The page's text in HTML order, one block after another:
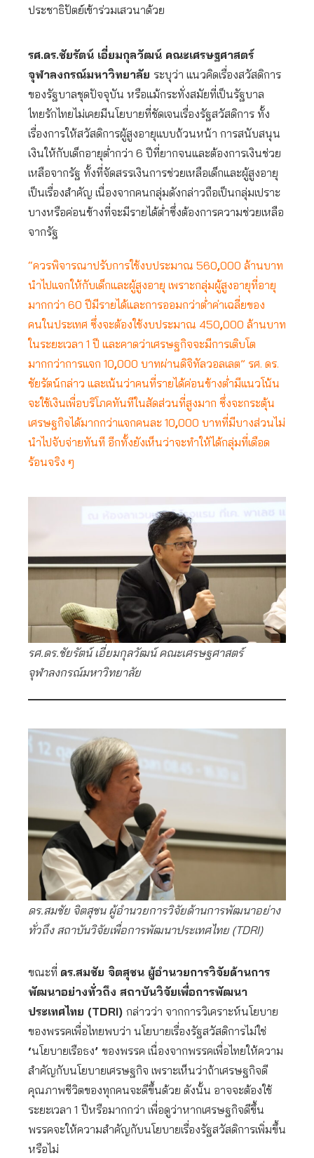
ประชาธิปัตย์เข้าร่วมเสวนาด้วย
รศ.ดร.ชัยรัตน์ เอี่ยมกุลวัฒน์ คณะเศรษฐศาสตร์
จุฬาลงกรณ์มหาวิทยาลัย ระบุว่า แนวคิดเรื่องสวัสดิการ
ของรัฐบาลชุดปัจจุบัน หรือแม้กระทั่งสมัยที่เป็นรัฐบาล
ไทยรักไทยไม่เคยมีนโยบายที่ชัดเจนเรื่องรัฐสวัสดิการ ทั้ง
เรื่องการให้สวัสดิการผู้สูงอายุแบบถ้วนหน้า การสนับสนุน
เงินให้กับเด็กอายุต่ำกว่า 6 ปีที่ยากจนและต้องการเงินช่วย
เหลือจากรัฐ ทั้งที่จัดสรรเงินการช่วยเหลือเด็กและผู้สูงอายุ
เป็นเรื่องสำคัญ เนื่องจากคนกลุ่มดังกล่าวถือเป็นกลุ่มเปราะ
บางหรือค่อนข้างที่จะมีรายได้ต่ำซึ่งต้องการความช่วยเหลือ
จากรัฐ
“ควรพิจารณาปรับการใช้งบประมาณ 560,000 ล้านบาท
นำไปแจกให้กับเด็กและผู้สูงอายุ เพราะกลุ่มผู้สูงอายุที่อายุ
มากกว่า 60 ปีมีรายได้และการออมกว่าต่ำค่าเฉลี่ยของ
คนในประเทศ ซึ่งจะต้องใช้งบประมาณ 450,000 ล้านบาท
ในระยะเวลา 1 ปี และคาดว่าเศรษฐกิจจะมีการเติบโต
มากกว่าการแจก 10,000 บาทผ่านดิจิทัลวอลเลต” รศ. ดร.
ชัยรัตน์กล่าว และเน้นว่าคนที่รายได้ค่อนข้างต่ำมีแนวโน้น
จะใช้เงินเพื่อบริโภคทันทีในสัดส่วนที่สูงมาก ซึ่งจะกระตุ้น
เศรษฐกิจได้มากกว่าแจกคนละ 10,000 บาทที่มีบางส่วนไม่
นำไปจับจ่ายทันที อีกทั้งยังเห็นว่าจะทำให้ได้กลุ่มที่เดือด
ร้อนจริง ๆ
รศ.ดร.ชัยรัตน์ เอี่ยมกุลวัฒน์ คณะเศรษฐศาสตร์
จุฬาลงกรณ์มหาวิทยาลัย
ดร.สมชัย จิตสุชน ผู้อำนวยการวิจัยด้านการพัฒนาอย่าง
ทั่วถึง สถาบันวิจัยเพื่อการพัฒนาประเทศไทย (TDRI)
ขณะที่ ดร.สมชัย จิตสุชน ผู้อำนวยการวิจัยด้านการ
พัฒนาอย่างทั่วถึง สถาบันวิจัยเพื่อการพัฒนา
ประเทศไทย (TDRI) กล่าวว่า จากการวิเคราะห์นโยบาย
ของพรรคเพื่อไทยพบว่า นโยบายเรื่องรัฐสวัสดิการไม่ใช่
‘นโยบายเรือธง’ ของพรรค เนื่องจากพรรคเพื่อไทยให้ความ
สำคัญกับนโยบายเศรษฐกิจ เพราะเห็นว่าถ้าเศรษฐกิจดี
คุณภาพชีวิตของทุกคนจะดีขึ้นด้วย ดังนั้น อาจจะต้องใช้
ระยะเวลา 1 ปีหรือมากกว่า เพื่อดูว่าหากเศรษฐกิจดีขึ้น
พรรคจะให้ความสำคัญกับนโยบายเรื่องรัฐสวัสดิการเพิ่มขึ้น
หรือไม่